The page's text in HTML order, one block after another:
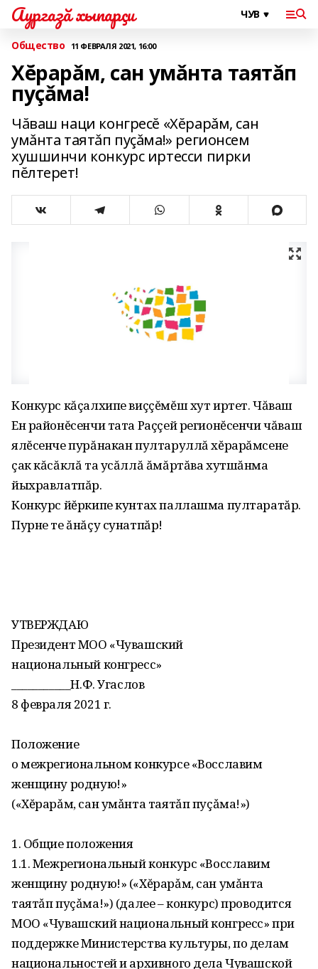
Аургазă хыпарçи
Общество 11 ФЕВРАЛЯ 2021, 16:00
Хĕрарǎм, сан умǎнта таятǎп
пуçǎма!
Чăваш наци конгресĕ «Хĕрарǎм, сан
умǎнта таятǎп пуçǎма!» регионсем
хушшинчи конкурс иртесси пирки
пĕлтерет!
Конкурс кăçалхипе виççĕмĕш хут иртет. Чăваш
Ен районĕсенчи тата Раççей регионĕсенчи чăваш
ялĕсенче пурăнакан пултаруллă хĕрарăмсене
çак кăсăклă та усăллă ăмăртăва хутшăнма
йыхравлатпăр.
Конкурс йĕркипе кунтах паллашма пултаратăр.
Пурне те ăнăçу сунатпăр!
УТВЕРЖДАЮ
Президент МОО «Чувашский
национальный конгресс»
___________Н.Ф. Угаслов
8 февраля 2021 г.
Положение
о межрегиональном конкурсе «Восславим
женщину родную!»
(«Хĕрарǎм, сан умǎнта таятǎп пуçǎма!»)
1. Общие положения
1.1. Межрегиональный конкурс «Восславим
женщину родную!» («Хĕрарǎм, сан умǎнта
таятǎп пуçǎма!») (далее – конкурс) проводится
МОО «Чувашский национальный конгресс» при
поддержке Министерства культуры, по делам
национальностей и архивного дела Чувашской